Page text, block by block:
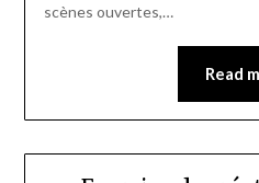
scènes ouvertes,…
Read